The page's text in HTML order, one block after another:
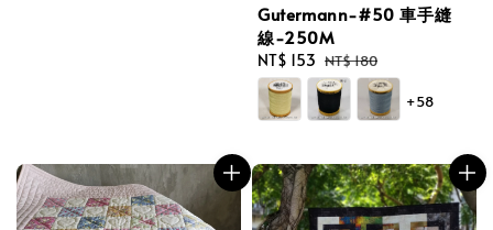
Gutermann-#50 車手縫
線-250M
Sale
price
NT$ 153 Regular
price
NT$ 180
+58